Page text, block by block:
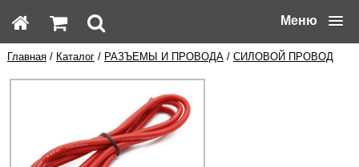
Меню
Главная/ Каталог/ РАЗЪЕМЫ И ПРОВОДА/ СИЛОВОЙ ПРОВОД